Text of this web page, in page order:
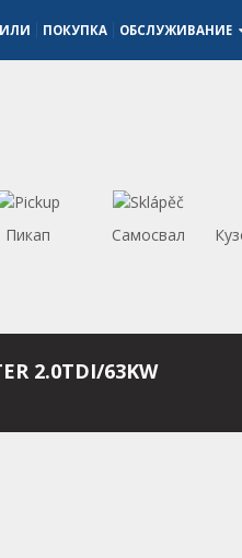
ПОКУПКА ОБСЛУЖИВАНИЕ
Пикап Самосвал
2.0TDI/63KW